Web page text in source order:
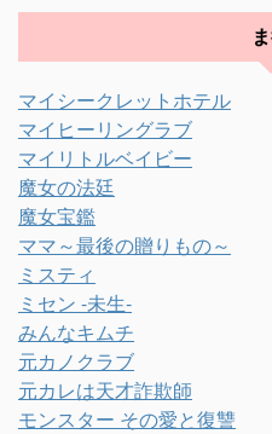
マイシークレットホテル
マイヒーリングラブ
マイリトルベイビー
魔女の法廷
魔女宝鑑
ママ～最後の贈りもの～
ミスティ
ミセン -未生-
みんなキムチ
元カノクラブ
元カレは天才詐欺師
モンスター その愛と復讐